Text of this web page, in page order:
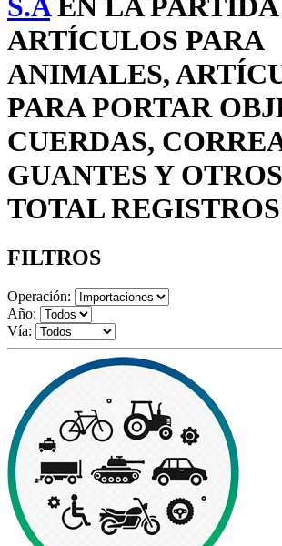
S.AEN LA PARTIDA
ARTÍCULOS PARA
ANIMALES,
PARA PORTAR
CUERDAS,
GUANTES Y
TOTAL REGISTROS
FILTROS
Operación:
Año:
Vía: